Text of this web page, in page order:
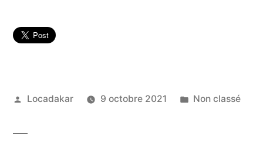
Publié
Locadakar 9 octobre 2021
Publié
Non classé